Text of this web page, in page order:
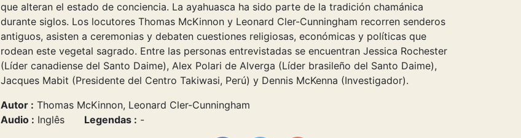
que alteran el estado de conciencia. La ayahuasca ha sido parte de la tradición chamánica
durante siglos. Los locutores Thomas McKinnon y Leonard Cler-Cunningham recorren senderos
antiguos, asisten a ceremonias y debaten cuestiones religiosas, económicas y políticas que
rodean este vegetal sagrado. Entre las personas entrevistadas se encuentran Jessica Rochester
(Líder canadiense del Santo Daime), Alex Polari de Alverga (Líder brasileño del Santo Daime),
Jacques Mabit (Presidente del Centro Takiwasi, Perú) y Dennis McKenna (Investigador).
Autor : Thomas McKinnon, Leonard Cler-Cunningham
Audio : Inglês Legendas : -